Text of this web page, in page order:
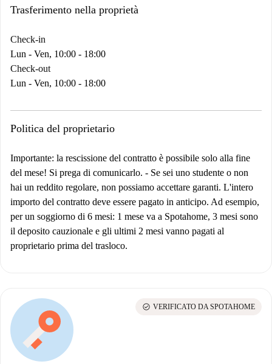
Trasferimento nella proprietà
Check-in
Lun - Ven, 10:00 - 18:00
Check-out
Lun - Ven, 10:00 - 18:00
Politica del proprietario
Importante: la rescissione del contratto è possibile solo alla fine
del mese! Si prega di comunicarlo. - Se sei uno studente o non
hai un reddito regolare, non possiamo accettare garanti. L'intero
importo del contratto deve essere pagato in anticipo. Ad esempio,
per un soggiorno di 6 mesi: 1 mese va a Spotahome, 3 mesi sono
il deposito cauzionale e gli ultimi 2 mesi vanno pagati al
proprietario prima del trasloco.
check_circle VERIFICATO DA SPOTAHOME